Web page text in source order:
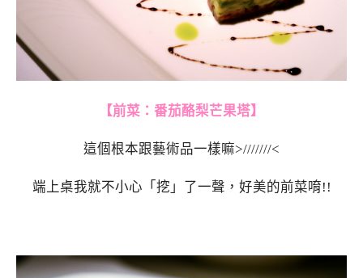
【前菜：番茄酪梨芒果塔】
這個根本跟藝術品一樣嘛>///////<
端上桌我就不小心「挖」了一聲，好美的前菜唷!!